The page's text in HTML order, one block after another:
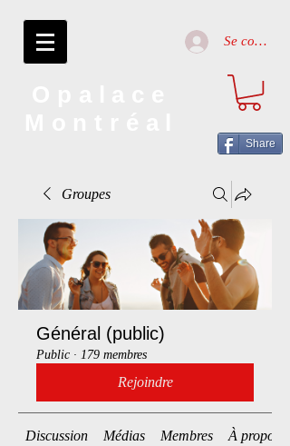
Se connecter
Share
Groupes
Général (public)
Public · 179 membres
Rejoindre
Discussion Médias Membres À propos